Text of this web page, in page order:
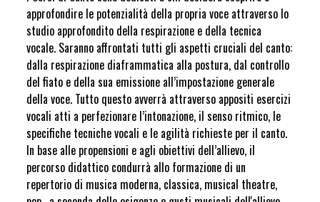
approfondire le potenzialità della propria voce attraverso lo
studio approfondito della respirazione e della tecnica
vocale. Saranno affrontati tutti gli aspetti cruciali del canto:
dalla respirazione diaframmatica alla postura, dal controllo
del fiato e della sua emissione all’impostazione generale
della voce. Tutto questo avverrà attraverso appositi esercizi
vocali atti a perfezionare l’intonazione, il senso ritmico, le
specifiche tecniche vocali e le agilità richieste per il canto.
In base alle propensioni e agli obiettivi dell’allievo, il
percorso didattico condurrà allo formazione di un
repertorio di musica moderna, classica, musical theatre,